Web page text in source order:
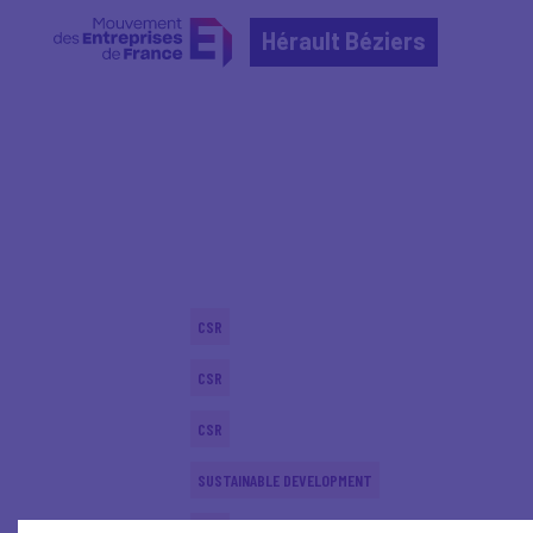
Hérault Béziers
CSR
CSR
CSR
SUSTAINABLE DEVELOPMENT